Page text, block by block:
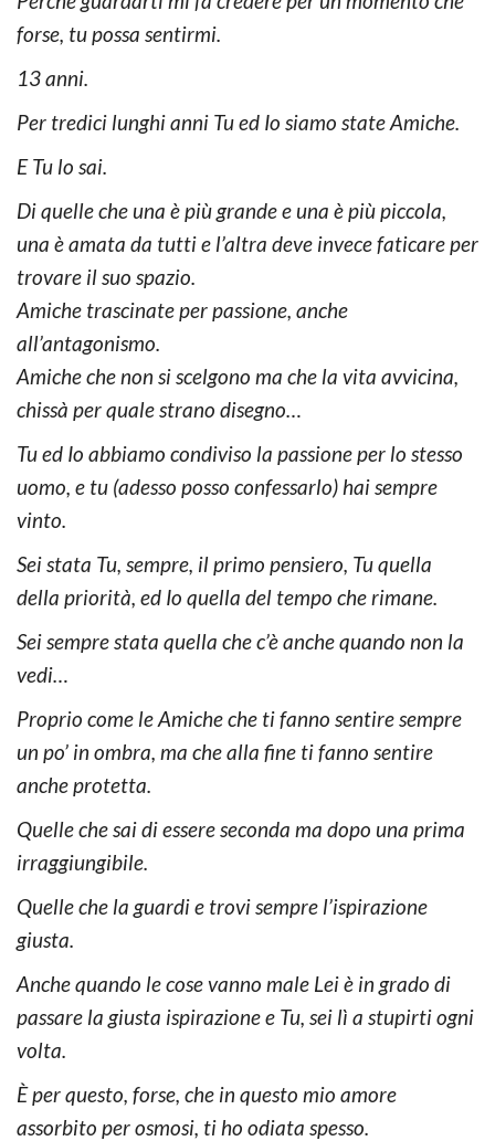
forse, tu possa sentirmi.
13 anni.
Per tredici lunghi anni Tu ed Io siamo state Amiche.
E Tu lo sai.
Di quelle che una è più grande e una è più piccola,
una è amata da tutti e l’altra deve invece faticare per
trovare il suo spazio.
Amiche trascinate per passione, anche
all’antagonismo.
Amiche che non si scelgono ma che la vita avvicina,
chissà per quale strano disegno…
Tu ed Io abbiamo condiviso la passione per lo stesso
uomo, e tu (adesso posso confessarlo) hai sempre
vinto.
Sei stata Tu, sempre, il primo pensiero, Tu quella
della priorità, ed Io quella del tempo che rimane.
Sei sempre stata quella che c’è anche quando non la
vedi…
Proprio come le Amiche che ti fanno sentire sempre
un po’ in ombra, ma che alla fine ti fanno sentire
anche protetta.
Quelle che sai di essere seconda ma dopo una prima
irraggiungibile.
Quelle che la guardi e trovi sempre l’ispirazione
giusta.
Anche quando le cose vanno male Lei è in grado di
passare la giusta ispirazione e Tu, sei lì a stupirti ogni
volta.
È per questo, forse, che in questo mio amore
assorbito per osmosi, ti ho odiata spesso.